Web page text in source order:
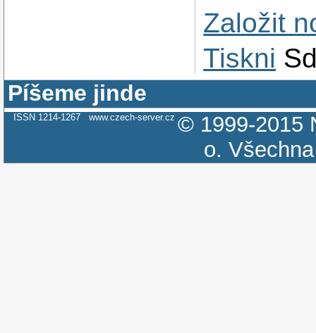
Založit
Tiskni
Píšeme jinde
ISSN 1214-1267 www.czech-server.cz © 1999-2015
o.